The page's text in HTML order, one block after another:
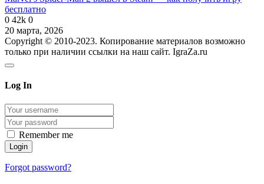
бесплатно
0 42k 0
20 марта, 2026
Copyright © 2010-2023. Копирование материалов возможно
только при наличии ссылки на наш сайт. IgraZa.ru
Log In
Remember me
Forgot password?